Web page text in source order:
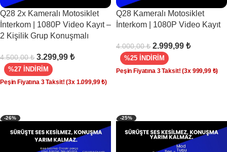
Q28 2x Kameralı Motosiklet
İnterkom | 1080P Video Kayıt –
2 Kişilik Grup Konuşmalı
4.500,00₺ 3.299,99 ₺
%27 İNDİRİM
Peşin Fiyatına 3 Taksit!(3x 1.099,99₺)
Q28 Kameralı Motosiklet
İnterkom | 1080P Video Kayıt
4.000,00₺ 2.999,99 ₺
%25 İNDİRİM
Peşin Fiyatına 3 Taksit!(3x 999,99 ₺)
-26% -25%